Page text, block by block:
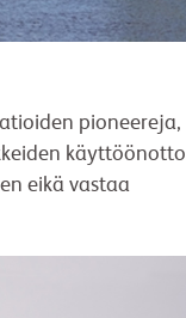
pioneereja,
käyttöönotto
eikä vastaa